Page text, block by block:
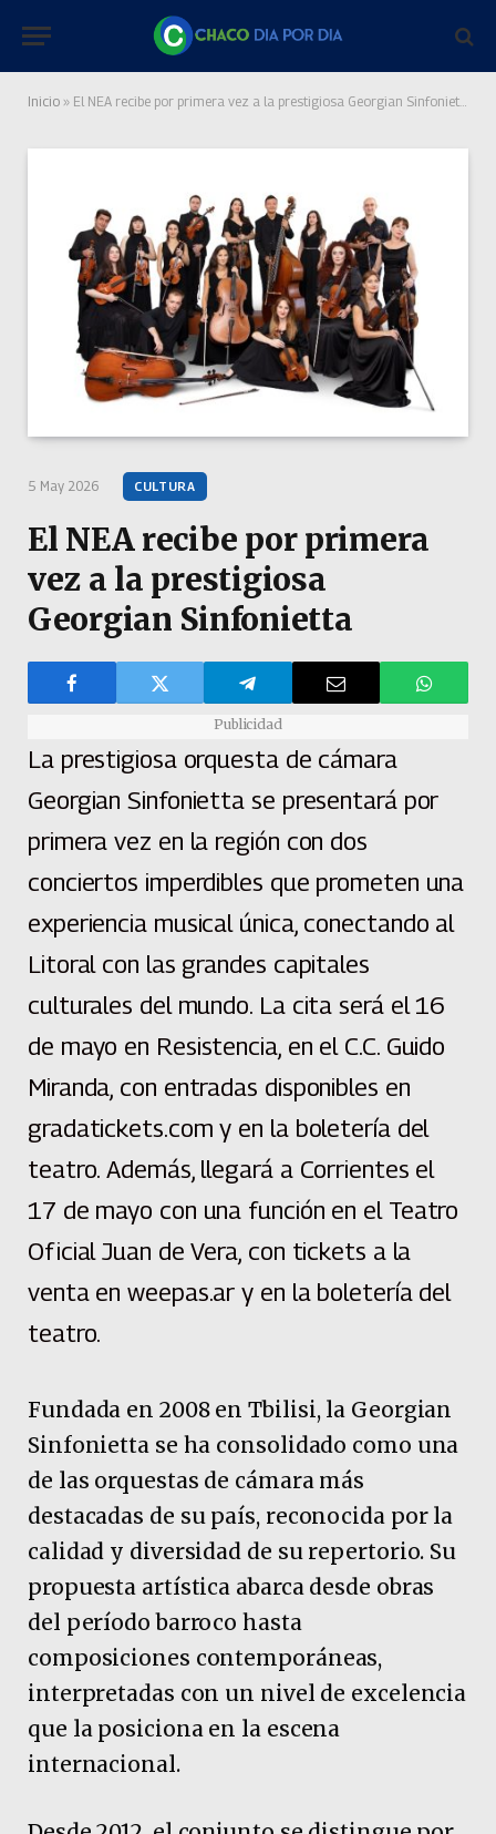
Inicio » El NEA recibe por primera vez a la prestigiosa Georgian Sinfonietta
5 May 2026 CULTURA
El NEA recibe por primera
vez a la prestigiosa
Georgian Sinfonietta
Publicidad
La prestigiosa orquesta de cámara
Georgian Sinfonietta se presentará por
primera vez en la región con dos
conciertos imperdibles que prometen una
experiencia musical única, conectando al
Litoral con las grandes capitales
culturales del mundo. La cita será el 16
de mayo en Resistencia, en el C.C. Guido
Miranda, con entradas disponibles en
gradatickets.com y en la boletería del
teatro. Además, llegará a Corrientes el
17 de mayo con una función en el Teatro
Oficial Juan de Vera, con tickets a la
venta en weepas.ar y en la boletería del
teatro.
Fundada en 2008 en Tbilisi, la Georgian
Sinfonietta se ha consolidado como una
de las orquestas de cámara más
destacadas de su país, reconocida por la
calidad y diversidad de su repertorio. Su
propuesta artística abarca desde obras
del período barroco hasta
composiciones contemporáneas,
interpretadas con un nivel de excelencia
que la posiciona en la escena
internacional.